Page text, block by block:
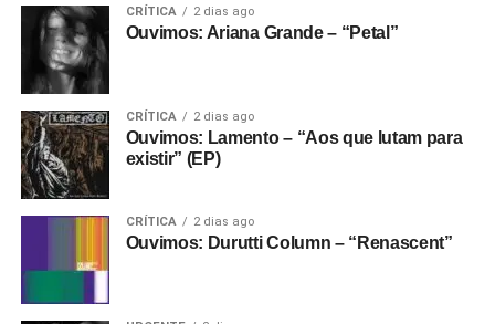
CRÍTICA 2 dias ago
Ouvimos: Ariana Grande – “Petal”
CRÍTICA 2 dias ago
Ouvimos: Lamento – “Aos que lutam para
existir” (EP)
CRÍTICA 2 dias ago
Ouvimos: Durutti Column – “Renascent”